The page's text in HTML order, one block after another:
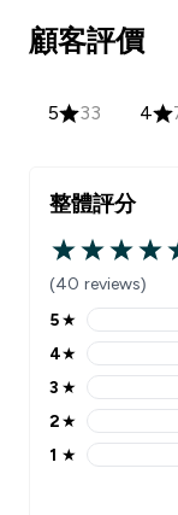
顧客評價
5 33 4
整體評分
4.83 out of 5
(40 reviews)
5 stars rating
5★
4 stars rating
4★
3 stars rating
3 ★
2 stars rating
2★
1 stars rating
1 ★